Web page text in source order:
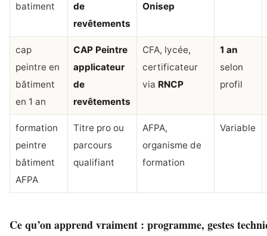
batiment
de
revêtements
Onisep
cap
peintre en
bâtiment
en 1 an
CAP Peintre
applicateur
de
revêtements
CFA, lycée,
certificateur
via RNCP
1 an
selon
profil
formation
peintre
bâtiment
AFPA
Titre pro ou
parcours
qualifiant
AFPA,
organisme de
formation
Variable
Ce qu’on apprend vraiment : programme, gestes